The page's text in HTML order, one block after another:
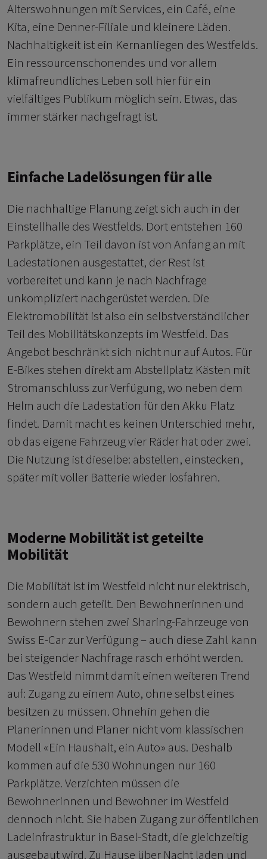
Alterswohnungen mit Services, ein Café, eine
Kita, eine Denner-Filiale und kleinere Läden.
Nachhaltigkeit ist ein Kernanliegen des Westfelds.
Ein ressourcenschonendes und vor allem
klimafreundliches Leben soll hier für ein
vielfältiges Publikum möglich sein. Etwas, das
immer stärker nachgefragt ist.
Einfache Ladelösungen für alle
Die nachhaltige Planung zeigt sich auch in der
Einstellhalle des Westfelds. Dort entstehen 160
Parkplätze, ein Teil davon ist von Anfang an mit
Ladestationen ausgestattet, der Rest ist
vorbereitet und kann je nach Nachfrage
unkompliziert nachgerüstet werden. Die
Elektromobilität ist also ein selbstverständlicher
Teil des Mobilitätskonzepts im Westfeld. Das
Angebot beschränkt sich nicht nur auf Autos. Für
E-Bikes stehen direkt am Abstellplatz Kästen mit
Stromanschluss zur Verfügung, wo neben dem
Helm auch die Ladestation für den Akku Platz
findet. Damit macht es keinen Unterschied mehr,
ob das eigene Fahrzeug vier Räder hat oder zwei.
Die Nutzung ist dieselbe: abstellen, einstecken,
später mit voller Batterie wieder losfahren.
Moderne Mobilität ist geteilte
Mobilität
Die Mobilität ist im Westfeld nicht nur elektrisch,
sondern auch geteilt. Den Bewohnerinnen und
Bewohnern stehen zwei Sharing-Fahrzeuge von
Swiss E-Car zur Verfügung – auch diese Zahl kann
bei steigender Nachfrage rasch erhöht werden.
Das Westfeld nimmt damit einen weiteren Trend
auf: Zugang zu einem Auto, ohne selbst eines
besitzen zu müssen. Ohnehin gehen die
Planerinnen und Planer nicht vom klassischen
Modell «Ein Haushalt, ein Auto» aus. Deshalb
kommen auf die 530 Wohnungen nur 160
Parkplätze. Verzichten müssen die
Bewohnerinnen und Bewohner im Westfeld
dennoch nicht. Sie haben Zugang zur öffentlichen
Ladeinfrastruktur in Basel-Stadt, die gleichzeitig
ausgebaut wird. Zu Hause über Nacht laden und